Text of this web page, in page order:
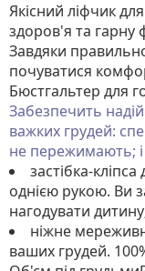
Якісний ліфчик
здоров'я та гарну
Завдяки
почуватися
Бюстгальтер для
Забезпечить
важких грудей:
не пережимають; і
застібка-
однією рукою. Ви
нагодувати
ніжне
ваших грудей.